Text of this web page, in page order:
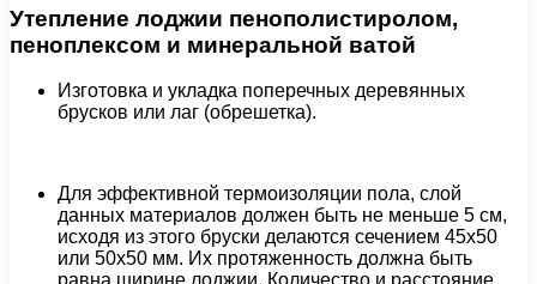
Утепление лоджии пенополистиролом,
пеноплексом и минеральной ватой
Изготовка и укладка поперечных деревянных
брусков или лаг (обрешетка).
Для эффективной термоизоляции пола, слой
данных материалов должен быть не меньше 5 см,
исходя из этого бруски делаются сечением 45х50
или 50х50 мм. Их протяженность должна быть